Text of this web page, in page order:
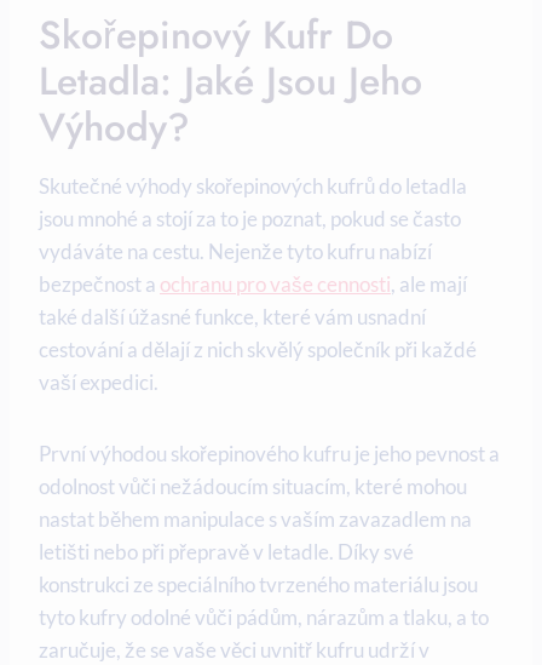
Skořepinový Kufr Do
Letadla: Jaké Jsou Jeho
Výhody?
Skutečné výhody skořepinových kufrů do letadla
jsou mnohé a stojí za to je poznat, pokud se často
vydáváte na cestu. Nejenže tyto kufru nabízí
bezpečnost a ochranu pro vaše cennosti, ale mají
také další úžasné funkce, které vám usnadní
cestování a dělají z nich skvělý společník při každé
vaší expedici.
První výhodou skořepinového kufru je jeho pevnost a
odolnost vůči nežádoucím situacím, které mohou
nastat během manipulace s vaším zavazadlem na
letišti nebo při přepravě v letadle. Díky své
konstrukci ze speciálního tvrzeného materiálu jsou
tyto kufry odolné vůči pádům, nárazům a tlaku, a to
zaručuje, že se vaše věci uvnitř kufru udrží v